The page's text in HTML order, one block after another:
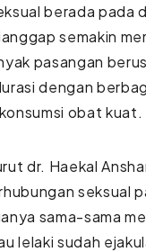
berada pada
semakin
pasangan
dengan
obat kuat.
dr. Haekal
seksual
sama-sama
lelaki sudah